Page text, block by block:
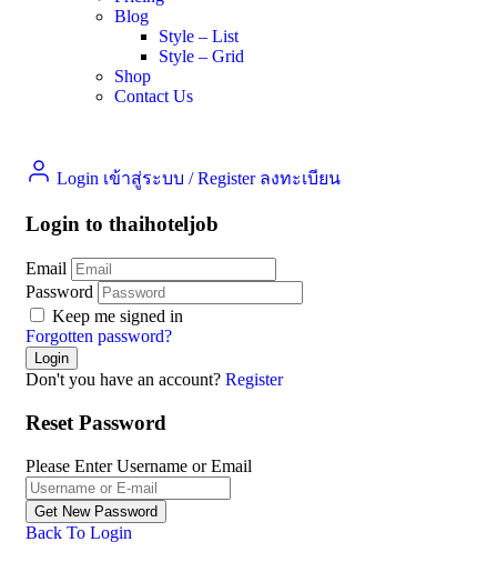
Blog
Style – List
Style – Grid
Shop
Contact Us
Login เข้าสู่ระบบ / Register ลงทะเบียน
Login to thaihoteljob
Email
Password
Keep me signed in
Forgotten password?
Don't you have an account? Register
Reset Password
Please Enter Username or Email
Back To Login